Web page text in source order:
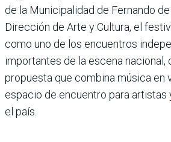
de la Municipalidad de Fernando
Dirección de Arte y Cultura, el
como uno de los encuentros
importantes de la escena nacional,
propuesta que combina música en
espacio de encuentro para
el país.